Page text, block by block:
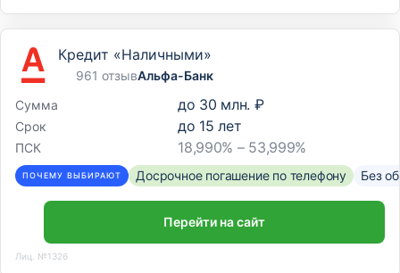
Кредит «Наличными»
961 отзывАльфа-Банк
Сумма
до 30 млн. ₽
Срок до 15 лет
ПСК 18,990% – 53,999%
ПОЧЕМУ ВЫБИРАЮТ Досрочное погашение по телефону Без
Перейти на сайт
Лиц. №1326